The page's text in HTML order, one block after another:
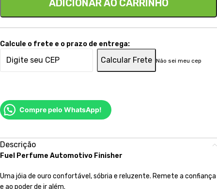
ADICIONAR AO CARRINHO
Calcule o frete e o prazo de entrega:
Calcular Frete Não sei meu cep
Compre pelo WhatsApp!
Descrição
Fuel Perfume Automotivo Finisher
Uma jóia de ouro confortável, sóbria e reluzente. Remete a confiança
e ao poder de ir além.